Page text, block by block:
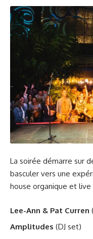
La soirée démarre sur
basculer vers une
house organique et
Lee-Ann & Pat Curren
Amplitudes (DJ set)